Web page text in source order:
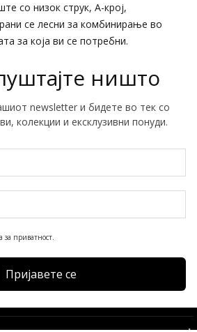
со низок струк, А-крој,
се лесни за комбинирање во
за која ви се потребни.
ништо
newsletter и бидете во тек со
колекции и ексклузивни понуди.
за приватност.
Пријавете се